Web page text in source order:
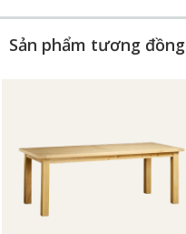
Sản phẩm tương đồng